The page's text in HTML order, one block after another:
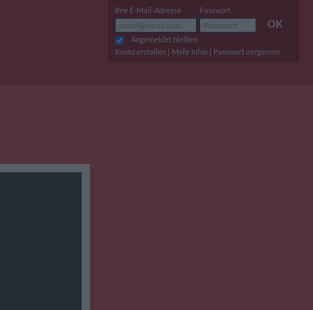
Ihre E-Mail-Adresse Passwort
OK
Angemeldet bleiben
Konto erstellen | Mehr Infos | Passwort vergessen